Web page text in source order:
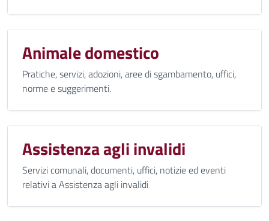
Animale domestico
Pratiche, servizi, adozioni, aree di sgambamento, uffici,
norme e suggerimenti.
Assistenza agli invalidi
Servizi comunali, documenti, uffici, notizie ed eventi
relativi a Assistenza agli invalidi